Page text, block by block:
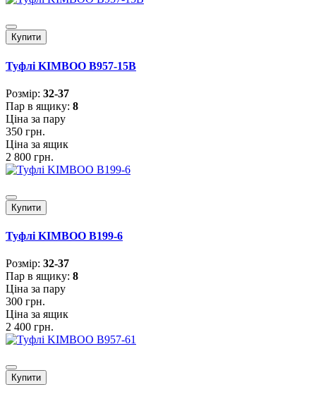
Купити
Туфлі KIMBOO B957-15B
Розмiр: 32-37
Пар в ящику: 8
Ціна за пару
350 грн.
Ціна за ящик
2 800 грн.
Купити
Туфлі KIMBOO B199-6
Розмiр: 32-37
Пар в ящику: 8
Ціна за пару
300 грн.
Ціна за ящик
2 400 грн.
Купити